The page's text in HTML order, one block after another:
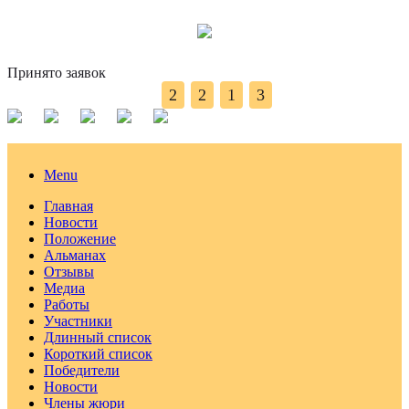
Принято заявок
2 2 1 3
Menu
Главная
Новости
Положение
Альманах
Отзывы
Медиа
Работы
Участники
Длинный список
Короткий список
Победители
Новости
Члены жюри